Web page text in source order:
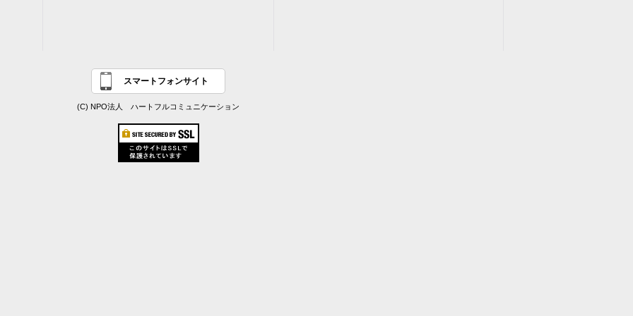
スマートフォンサイト
(C) NPO法人 ハートフルコミュニケーション